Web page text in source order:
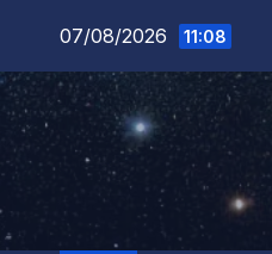
content
07/08/2026 11:08